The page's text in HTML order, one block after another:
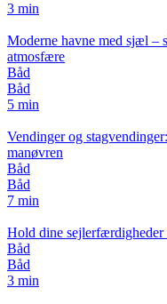
3 min
Moderne havne med sjæl –
atmosfære
Båd
Båd
5 min
Vendinger og
manøvren
Båd
Båd
7 min
Hold dine
Båd
Båd
3 min